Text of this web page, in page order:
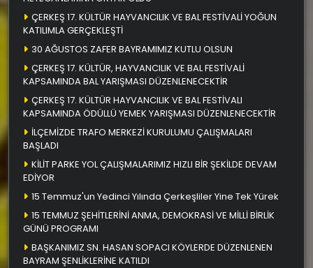
ÇERKEŞ 17. KÜLTÜR HAYVANCILIK VE BAL FESTİVALİ YOĞUN
KATILIMLA GERÇEKLEŞTİ
30 AĞUSTOS ZAFER BAYRAMIMIZ KUTLU OLSUN
ÇERKEŞ 17. KÜLTÜR, HAYVANCILIK VE BAL FESTİVALİ
KAPSAMINDA BAL YARIŞMASI DÜZENLENECEKTİR
ÇERKEŞ 17. KÜLTÜR HAYVANCILIK VE BAL FESTİVALI
KAPSAMINDA ÖDÜLLÜ YEMEK YARIŞMASI DÜZENLENECEKTİR
İLÇEMİZDE TRAFO MERKEZİ KURULUMU ÇALIŞMALARI
BAŞLADI
KİLİT PARKE YOL ÇALIŞMALARIMIZ HIZLI BİR ŞEKİLDE DEVAM
EDİYOR
15 Temmuz'un Yedinci Yılında Çerkeşliler Yine Tek Yürek
15 TEMMUZ ŞEHİTLERİNİ ANMA, DEMOKRASİ VE MİLLİ BİRLİK
GÜNÜ PROGRAMI
BAŞKANIMIZ SN. HASAN SOPACI KÖYLERDE DÜZENLENEN
BAYRAM ŞENLİKLERİNE KATILDI